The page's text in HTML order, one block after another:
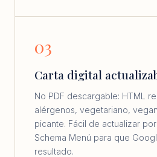
03
Carta digital
No PDF descargable: HTML
alérgenos, vegetariano,
picante. Fácil de actualizar
Schema Menú para que
resultado.